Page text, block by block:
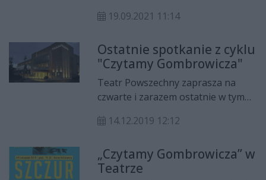
Gombrowicza. - Ta książka była
odpowiedź na islamofobiczną
panikę wywołaną przez rządzących,
polityków w sposób cyniczny i
haniebny. Powstała jako odpowiedź
na tzw. kryzys migracyjny z 2015
roku - mówi laureatka.
19.09.2021 11:14
Ostatnie spotkanie z cyklu
"Czytamy Gombrowicza"
Teatr Powszechny zaprasza na
czwarte i zarazem ostatnie w tym
Gombrowicza". Tym razem aktorzy
Polskie”. Reżyserką czytania będzie
Kinga Dębska. Wstęp wolny.
14.12.2019 12:12
„Czytamy Gombrowicza” w
Teatrze